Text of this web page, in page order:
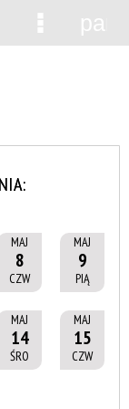
MAJ
8
CZW
MAJ
9
PIĄ
MAJ
14
ŚRO
MAJ
15
CZW
Menu